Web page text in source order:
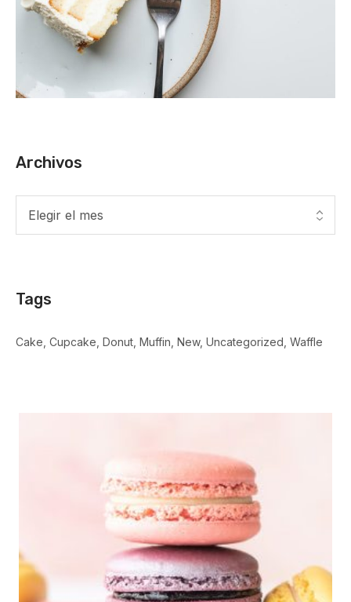
Archivos
Tags
Cake Cupcake Donut Muffin New Uncategorized Waffle